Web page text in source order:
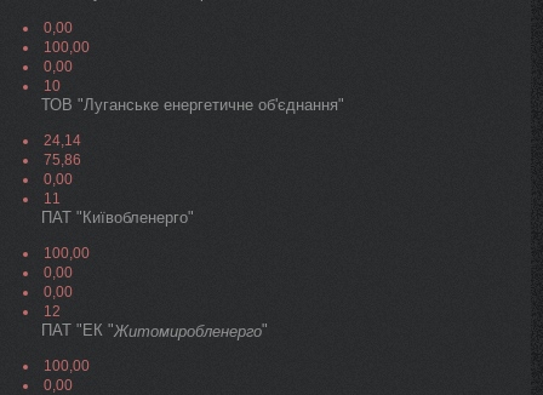
0,00
100,00
0,00
10
ТОВ "Луганське енергетичне об'єднання"
24,14
75,86
0,00
11
ПАТ "Київобленерго"
100,00
0,00
0,00
12
ПАТ "ЕК "Житомиробленерго"
100,00
0,00